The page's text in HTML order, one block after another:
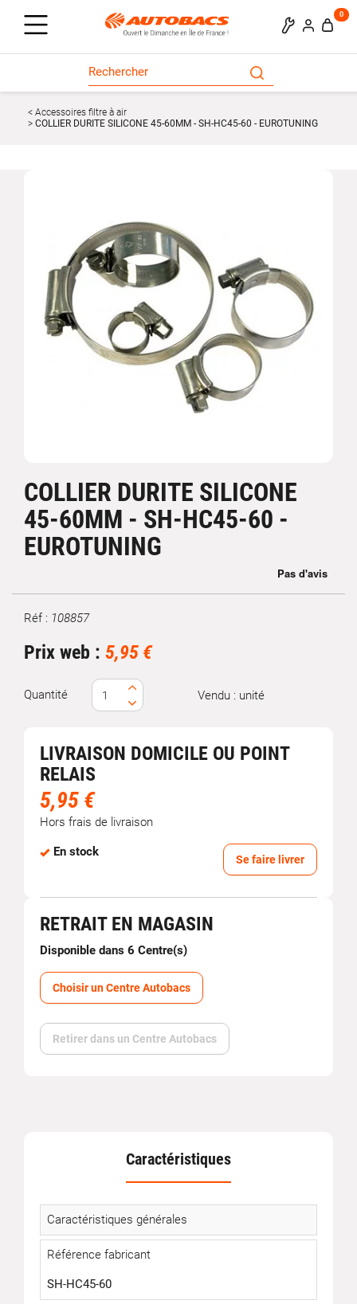
0
Accessoires filtre à air
COLLIER DURITE SILICONE 45-60MM - SH-HC45-60 - EUROTUNING
COLLIER DURITE SILICONE
45-60MM - SH-HC45-60 -
EUROTUNING
Marque
Réf : 108857
Prix web : 5,95 €
Quantité Vendu : unité
LIVRAISON DOMICILE OU POINT
RELAIS
5,95 €
Hors frais de livraison
En stock
Se faire livrer
RETRAIT EN MAGASIN
Disponible dans 6 Centre(s)
Choisir un Centre Autobacs
Retirer dans un Centre Autobacs
Caractéristiques
Caractéristiques générales
Référence fabricant
SH-HC45-60